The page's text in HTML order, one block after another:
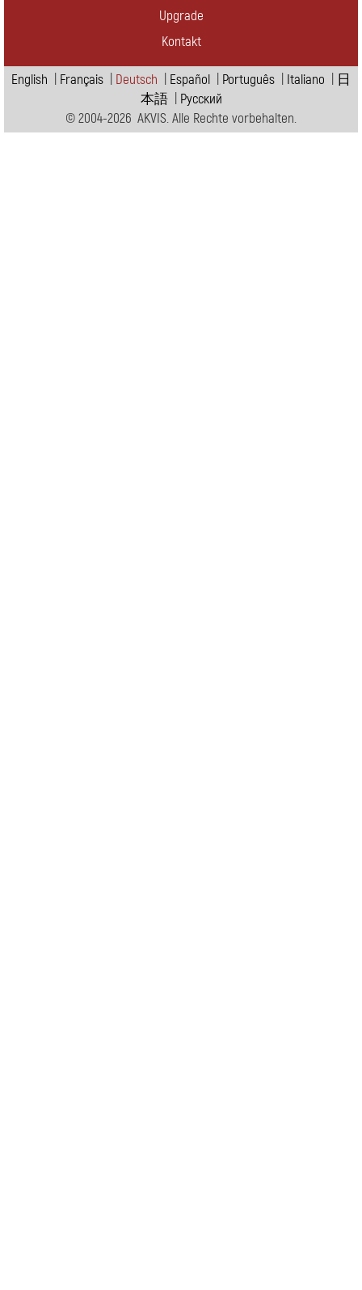
Upgrade
Kontakt
English Français Deutsch Español Português Italiano
日
本語| Pусский
© 2004-2026 AKVIS. Alle Rechte vorbehalten.